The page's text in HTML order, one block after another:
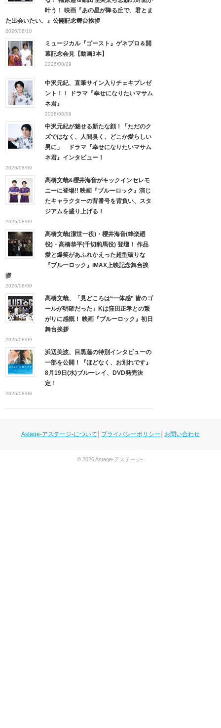
叶う！ 映画『あの星が降る丘で、君とま
た出会いたい。』公開記念舞台挨拶
2026/08/10
ミュージカル『ゴースト』ゲネプロ＆開
幕記念会見【動画3本】
2026/08/09
中沢元紀、直筆サイン入りチェキプレゼ
ント！！ ドラマ『幸せになりたいマサム
ネ君』
2026/08/09
中沢元紀が魅せる新たな顔！「ただのク
ズではなく、人間臭く、どこか愛らしい
男に」 ドラマ『幸せになりたいマサム
ネ君』インタビュー！
2026/08/09
高橋文哉&櫻井海音がキックインセレモ
ニーに登場!! 映画『ブルーロック』演じ
たキャラクターの背番号を背負い、スタ
ジアムを盛り上げる！
2026/08/09
高橋文哉(潔世一役)・櫻井海音(蜂楽廻
役)・高橋恭平(千切豹馬役) 登壇！ 作品
愛と爆笑があふれかえった超型破りな
『ブルーロック』IMAX上映記念舞台挨
拶
2026/08/09
高橋文哉、「見どころは“一体感” 皆のゴ
ールが明確だった」Kは窪田正孝との繋
がりに感慨！ 映画『ブルーロック』初日
舞台挨拶
2026/08/09
浜辺美波、目黒蓮の特別インタビューの
一部を公開！『ほどなく、お別れです』
8月19日(水)ブルーレイ、DVD発売決
定！
2026/08/08
Astage-アステージ-について プライバシーポリシー お問い合わせ
© 2026Astage-アステージ-